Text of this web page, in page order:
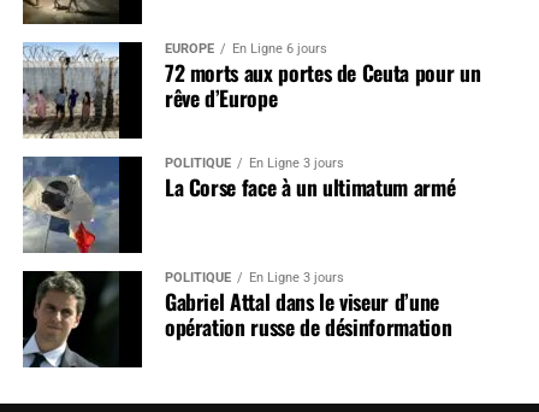
EUROPE En Ligne 6 jours
72 morts aux portes de Ceuta pour un
rêve d’Europe
POLITIQUE En Ligne 3 jours
La Corse face à un ultimatum armé
POLITIQUE En Ligne 3 jours
Gabriel Attal dans le viseur d’une
opération russe de désinformation